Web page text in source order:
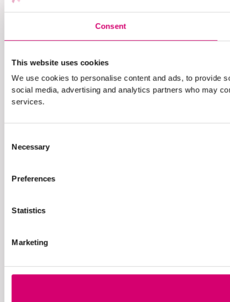
Consent
This website uses cookies
We use cookies to personalise content and ads, to provide
social media, advertising and analytics partners who may
services.
Selection
Necessary
Preferences
Statistics
Marketing